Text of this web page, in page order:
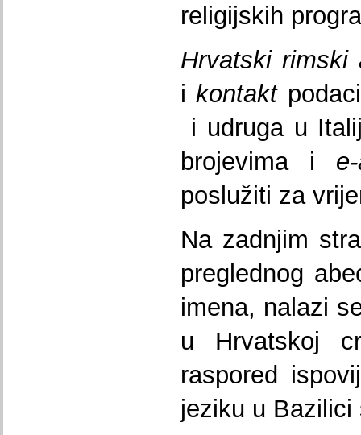
religijskih
Hrvatski rimski
ikontakt
i udruga u
brojevima i
poslužiti za
Na zadnjim
preglednog
imena, nalazi
u Hrvatskoj
raspored
jeziku u Bazilici